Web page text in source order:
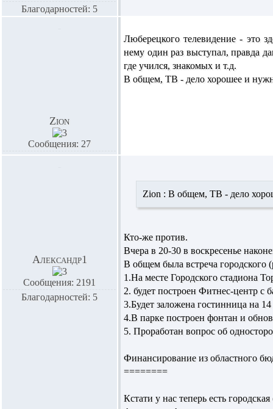
Благодарностей: 5
Zion
Сообщения: 27
Люберецкого телевидение - это
нему один раз выступал, правда
где учился, знакомых и т.д.
В общем, ТВ - дело хорошее и
Александр1
Сообщения: 2191
Благодарностей: 5
Zion : В общем, ТВ - дело
Кто-же против.
Вчера в 20-30 в воскресенье
В общем была встреча
1.На месте Городского стадиона
2. будет построен Фитнес-центр с
3.Будет заложена гостинница на
4.В парке построен фонтан и
5. Проработан вопрос об
Финансирование из областного
========
Кстати у нас теперь есть